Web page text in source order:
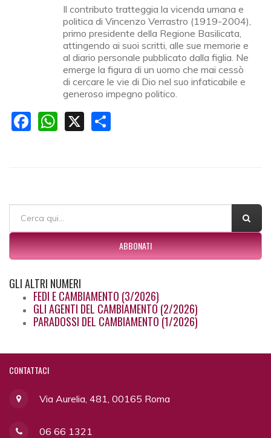
Il contributo tratteggia la vicenda umana e
politica di Vincenzo Verrastro (1919-2004),
primo presidente della Regione Basilicata,
attingendo ai suoi scritti, alle sue memorie e
al diario personale pubblicato dalla figlia. Ne
emerge la figura di un uomo che mai cessò
di cercare le vie di Dio nel suo infaticabile e
generoso impegno politico.
Facebook
WhatsApp
X
FORM DI RICERCA
ABBONATI
GLIALTRI NUMERI
FEDI E CAMBIAMENTO (3/2026)
GLI AGENTI DEL CAMBIAMENTO (2/2026)
PARADOSSI DEL CAMBIAMENTO (1/2026)
CONTATTACI
Via Aurelia, 481, 00165 Roma
06 66 1321